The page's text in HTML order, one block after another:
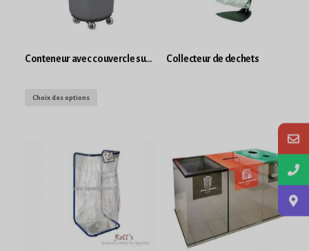
Conteneur avec couvercle sur 4 roues
Choix des options
Collecteur de dechets